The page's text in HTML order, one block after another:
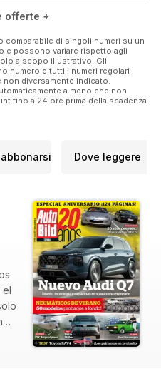
offerte +
di singoli numeri su un
e possono variare rispetto agli
a scopo illustrativo. Gli
numero e tutti i numeri regolari
diversamente indicato.
a meno che non
fino a 24 ore prima della scadenza
Dove leggere
el